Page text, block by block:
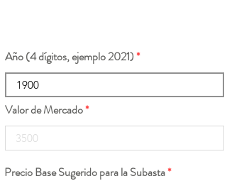
Año (4 dígitos, ejemplo 2021)
Valor de Mercado
Precio Base Sugerido para la Subasta